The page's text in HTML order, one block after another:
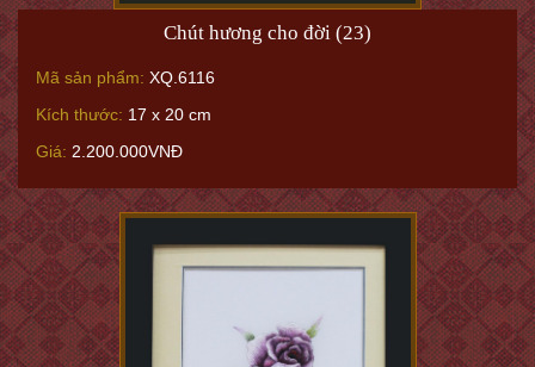
Chút hương cho đời (23)
Mã sản phẩm: XQ.6116
Kích thước: 17 x 20 cm
Giá: 2.200.000VNĐ